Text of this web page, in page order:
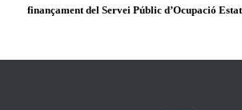
finançament del Servei Públic d’Ocupació